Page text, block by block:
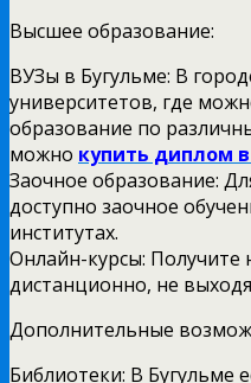
Высшее образование:
ВУЗы в Бугульме: В
университетов, где
образование по
можно купить диплом
Заочное образование:
доступно заочное
институтах.
Онлайн-курсы:
дистанционно, не
Дополнительные
Библиотеки: В Бугульме